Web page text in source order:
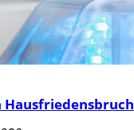
Hausfriedensbruch